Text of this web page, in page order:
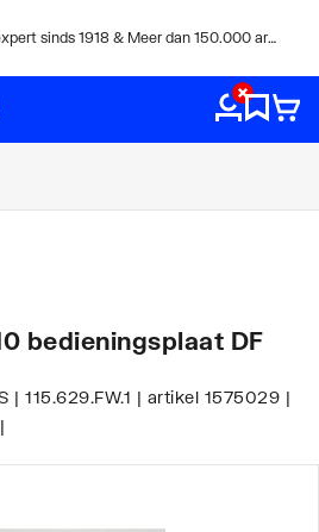
De expert sinds 1918 & Meer dan 150.000 artikelen
bedieningsplaat DF
| 115.629.FW.1 | artikel 1575029 |